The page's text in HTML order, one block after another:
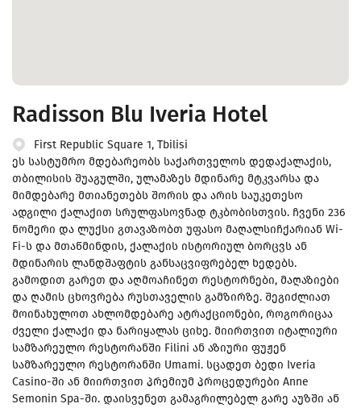
Radisson Blu Iveria Hotel
First Republic Square 1, Tbilisi
ეს სასტუმრო მდებარეობს საქართველოს დედაქალაქის,
თბილისის შუაგულში, ულამაზეს მდინარე მტკვარსა და
მიმდებარე მთიანეთებს შორის და არის საუკეთესო
ადგილი ქალაქით სრულფასოვნად ტკბობისთვის. ჩვენი 236
ნომერი და ლუქსი გთავაზობთ უფასო მაღალსიჩქარიან Wi-
Fi-ს და მთაწმინდის, ქალაქის ისტორიულ ბორცვს ან
მდინარის ლანდშაფტის განსაცვიფრებელ ხედებს.
გამოდით გარეთ და აღმოაჩინეთ რესტორნები, მაღაზიები
და ღამის ცხოვრება რუსთაველის გამზირზე. შეგიძლიათ
მოინახულოთ ახლომდებარე ატრაქციონები, როგორიცაა
ძველი ქალაქი და ნარიყალას ციხე. მიირთვით იტალიური
სამზარეულო რესტორანში Filini ან აზიური ფუჟენ
სამზარეულო რესტორანში Umami. სცადეთ ბედი Iveria
Casino-ში ან მიირთვით პრემიუმ პროცედურები Anne
Semonin Spa-ში. დაისვენეთ გამაგრილებელ გარე აუზში ან